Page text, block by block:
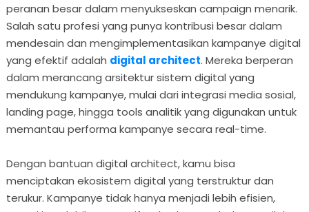
peranan besar dalam menyukseskan campaign menarik.
Salah satu profesi yang punya kontribusi besar dalam
mendesain dan mengimplementasikan kampanye digital
yang efektif adalah digital architect. Mereka berperan
dalam merancang arsitektur sistem digital yang
mendukung kampanye, mulai dari integrasi media sosial,
landing page, hingga tools analitik yang digunakan untuk
memantau performa kampanye secara real-time.
Dengan bantuan digital architect, kamu bisa
menciptakan ekosistem digital yang terstruktur dan
terukur. Kampanye tidak hanya menjadi lebih efisien,